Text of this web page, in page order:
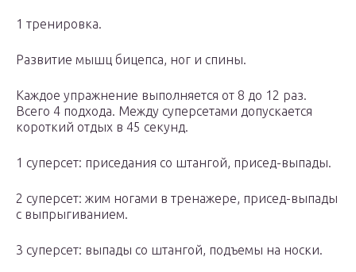
1 тренировка.
Развитие мышц бицепса, ног и спины.
Каждое упражнение выполняется от 8 до 12 раз.
Всего 4 подхода. Между суперсетами допускается
короткий отдых в 45 секунд.
1 суперсет: приседания со штангой, присед-выпады.
2 суперсет: жим ногами в тренажере, присед-выпады
с выпрыгиванием.
3 суперсет: выпады со штангой, подъемы на носки.